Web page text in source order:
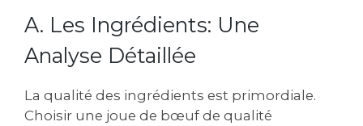
A. Les Ingrédients: Une
Analyse Détaillée
La qualité des ingrédients est primordiale.
Choisir une joue de bœuf de qualité